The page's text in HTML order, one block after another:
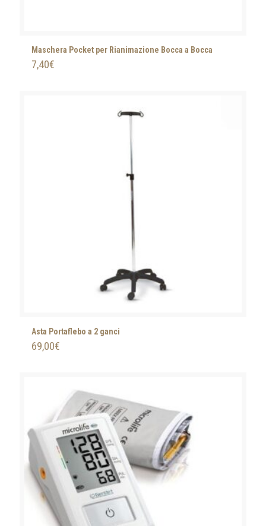
Maschera Pocket per Rianimazione Bocca a Bocca
7,40€
Asta Portaflebo a 2 ganci
69,00€